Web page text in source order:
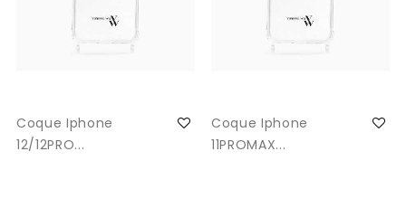
Coque Iphone
12/12PRO...
Coque Iphone
11PROMAX...